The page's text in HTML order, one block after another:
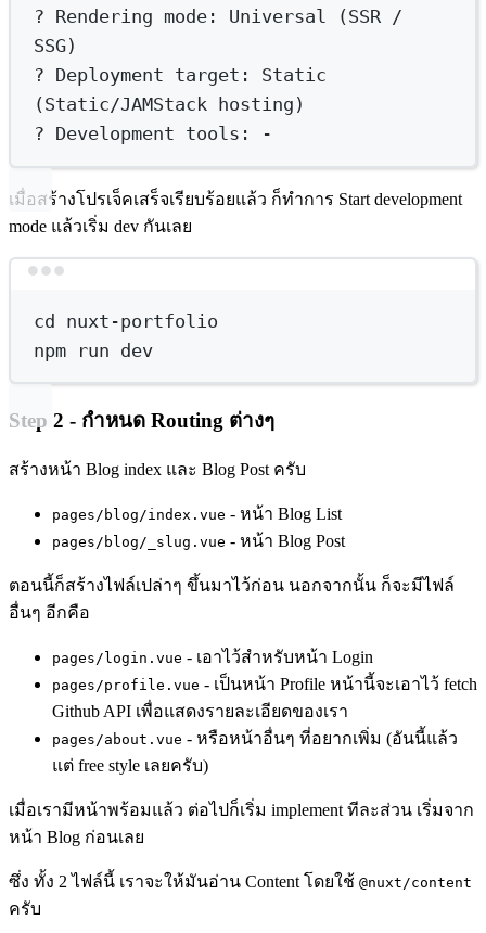
? Rendering mode: Universal (SSR /
SSG)
? Deployment target: Static
(Static/JAMStack hosting )
? Development tools: -
เมื่อสร้างโปรเจ็คเสร็จเรียบร้อยแล้ว ก็ทำการ Start development
mode แล้วเริ่ม dev กันเลย
cd nuxt-portfolio
npm
run dev
Step 2 - กำหนด Routing ต่างๆ
สร้างหน้า Blog index และ Blog Post ครับ
pages/blog/index.vue - หน้า Blog List
pages/blog/_slug.vue - หน้า Blog Post
ตอนนี้ก็สร้างไฟล์เปล่าๆ ขึ้นมาไว้ก่อน นอกจากนั้น ก็จะมีไฟล์
อื่นๆ อีกคือ
pages/login.vue - เอาไว้สำหรับหน้า Login
pages/profile.vue - เป็นหน้า Profile หน้านี้จะเอาไว้ fetch
Github API เพื่อแสดงรายละเอียดของเรา
pages/about.vue - หรือหน้าอื่นๆ ที่อยากเพิ่ม (อันนี้แล้ว
แต่ free style เลยครับ)
เมื่อเรามีหน้าพร้อมแล้ว ต่อไปก็เริ่ม implement ทีละส่วน เริ่มจาก
หน้า Blog ก่อนเลย
ซึ่ง ทั้ง 2 ไฟล์นี้ เราจะให้มันอ่าน Content โดยใช้ @nuxt/content
ครับ